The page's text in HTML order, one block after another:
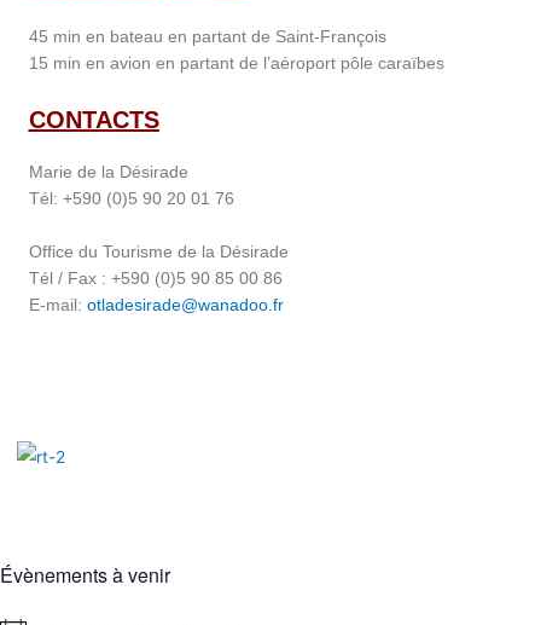
45 min en bateau en partant de Saint-François
15 min en avion en partant de l’aéroport pôle caraïbes
CONTACTS
Marie de la Désirade
Tél: +590 (0)5 90 20 01 76
Office du Tourisme de la Désirade
Tél / Fax : +590 (0)5 90 85 00 86
E-mail: otladesirade@wanadoo.fr
Évènements à venir